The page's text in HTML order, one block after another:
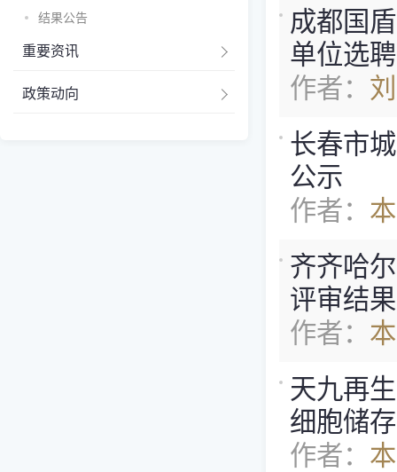
结果公告
重要资讯
政策动向
成都国
单位选
作者：
长春市
公示
作者：
齐齐哈
评审结
作者：
天九再
细胞储
作者：